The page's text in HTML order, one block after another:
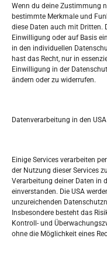
Wenn du deine Zustimmung
bestimmte Merkmale und
diese Daten auch mit Dritten.
Einwilligung oder auf Basis
in den individuellen
hast das Recht, nur in
Einwilligung in der
ändern oder zu widerrufen.
Datenverarbeitung in den USA
Einige Services verarbeiten
der Nutzung dieser Services
Verarbeitung deiner Daten in
einverstanden. Die USA
unzureichenden
Insbesondere besteht das
Kontroll- und
ohne die Möglichkeit eines
Tko je “Idemo u
Pretražite
S
M D M
4 5 6